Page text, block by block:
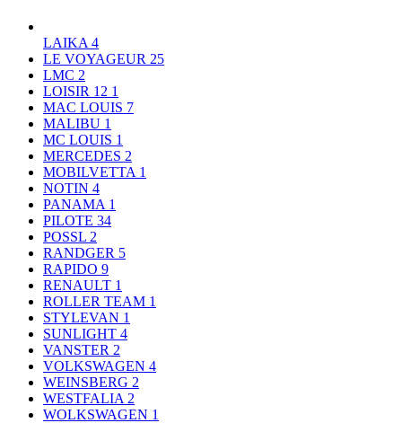
LAIKA 4
LE VOYAGEUR 25
LMC 2
LOISIR 12 1
MAC LOUIS 7
MALIBU 1
MC LOUIS 1
MERCEDES 2
MOBILVETTA 1
NOTIN 4
PANAMA 1
PILOTE 34
POSSL 2
RANDGER 5
RAPIDO 9
RENAULT 1
ROLLER TEAM 1
STYLEVAN 1
SUNLIGHT 4
VANSTER 2
VOLKSWAGEN 4
WEINSBERG 2
WESTFALIA 2
WOLKSWAGEN 1